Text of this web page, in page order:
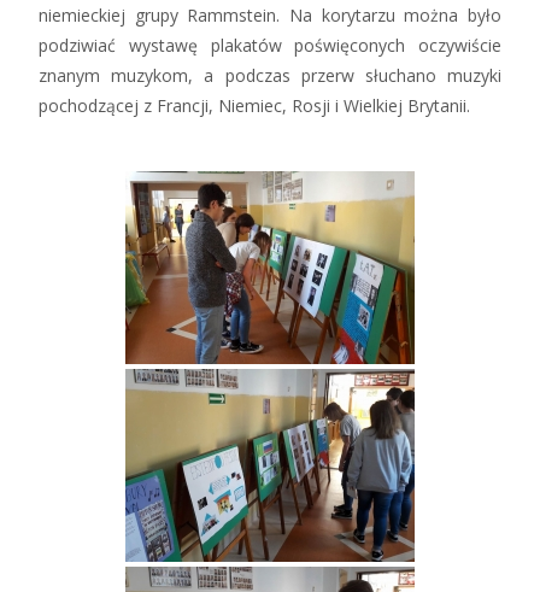
niemieckiej grupy Rammstein. Na korytarzu można było
podziwiać wystawę plakatów poświęconych oczywiście
znanym muzykom, a podczas przerw słuchano muzyki
pochodzącej z Francji, Niemiec, Rosji i Wielkiej Brytanii.